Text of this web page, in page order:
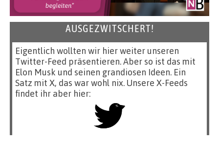
AUSGEZWITSCHERT!
Eigentlich wollten wir hier weiter unseren
Twitter-Feed präsentieren. Aber so ist das mit
Elon Musk und seinen grandiosen Ideen. Ein
Satz mit X, das war wohl nix. Unsere X-Feeds
findet ihr aber hier: